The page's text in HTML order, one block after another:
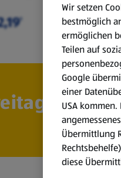
¹ €
7.8.
Wir setzen
bestmöglich
ermöglichen
Teilen auf
Google
einer
USA
Übermittlung
diese